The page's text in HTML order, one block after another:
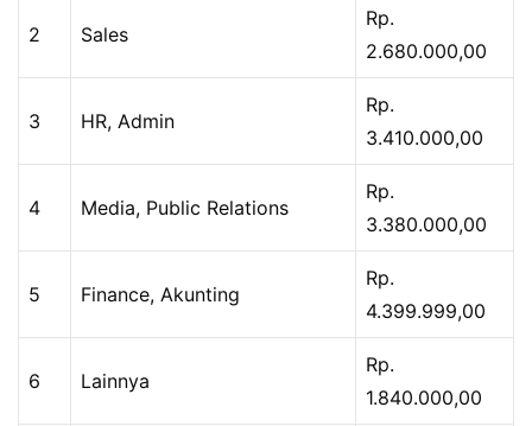
2 Sales
Rp.
2.680.000,00
3 HR, Admin
Rp.
3.410.000,00
4 Media, Public Relations
Rp.
3.380.000,00
5 Finance, Akunting
Rp.
4.399.999,00
6 Lainnya
Rp.
1.840.000,00